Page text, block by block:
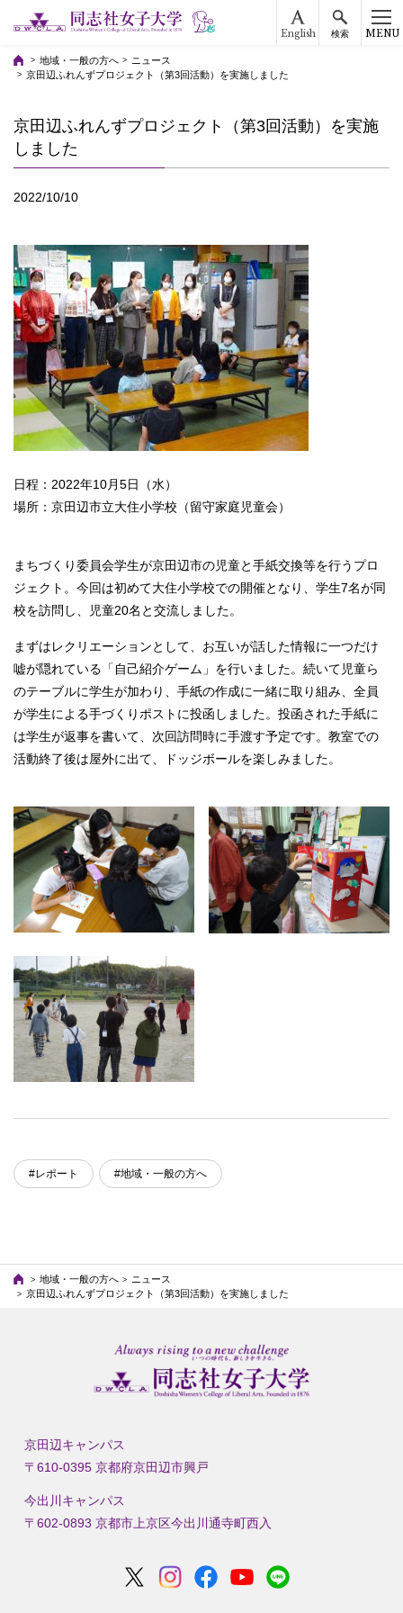
English 検索 MENU
地域・一般の方へ
ニュース
京田辺ふれんずプロジェクト（第3回活動）を実施しました
京田辺ふれんずプロジェクト（第3回活動）を実施
しました
2022/10/10
日程：2022年10月5日（水）
場所：京田辺市立大住小学校（留守家庭児童会）
まちづくり委員会学生が京田辺市の児童と手紙交換等を行うプロ
ジェクト。今回は初めて大住小学校での開催となり、学生7名が同
校を訪問し、児童20名と交流しました。
まずはレクリエーションとして、お互いが話した情報に一つだけ
嘘が隠れている「自己紹介ゲーム」を行いました。続いて児童ら
のテーブルに学生が加わり、手紙の作成に一緒に取り組み、全員
が学生による手づくりポストに投函しました。投函された手紙に
は学生が返事を書いて、次回訪問時に手渡す予定です。教室での
活動終了後は屋外に出て、ドッジボールを楽しみました。
#レポート #地域・一般の方へ
地域・一般の方へ
ニュース
京田辺ふれんずプロジェクト（第3回活動）を実施しました
京田辺キャンパス
〒610-0395 京都府京田辺市興戸
今出川キャンパス
〒602-0893 京都市上京区今出川通寺町西入